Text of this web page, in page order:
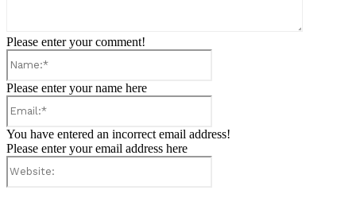
Please enter your comment!
Please enter your name here
You have entered an incorrect email address!
Please enter your email address here